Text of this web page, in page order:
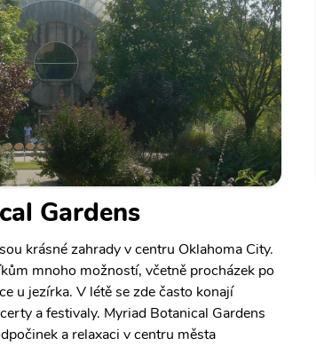
Gardens
krásné zahrady v centru Oklahoma City.
mnoho možností, včetně procházek po
u jezírka. V létě se zde často konají
a festivaly. Myriad Botanical Gardens
a relaxaci v centru města